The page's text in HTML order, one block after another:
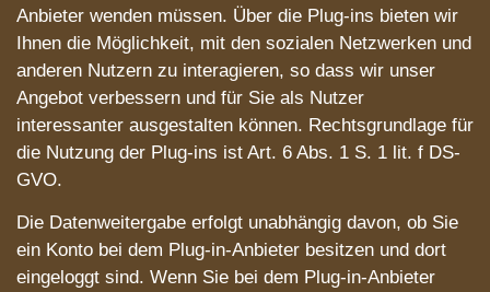
Anbieter wenden müssen. Über die Plug-ins bieten wir
Ihnen die Möglichkeit, mit den sozialen Netzwerken und
anderen Nutzern zu interagieren, so dass wir unser
Angebot verbessern und für Sie als Nutzer
interessanter ausgestalten können. Rechtsgrundlage für
die Nutzung der Plug-ins ist Art. 6 Abs. 1 S. 1 lit. f DS-
GVO.
Die Datenweitergabe erfolgt unabhängig davon, ob Sie
ein Konto bei dem Plug-in-Anbieter besitzen und dort
eingeloggt sind. Wenn Sie bei dem Plug-in-Anbieter